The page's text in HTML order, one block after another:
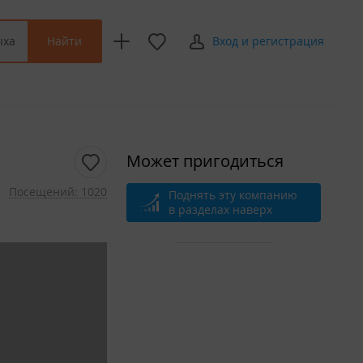
Найти Вход и регистрация
Посещений: 1020
Может пригодиться
Поднять эту компанию
в разделах наверх